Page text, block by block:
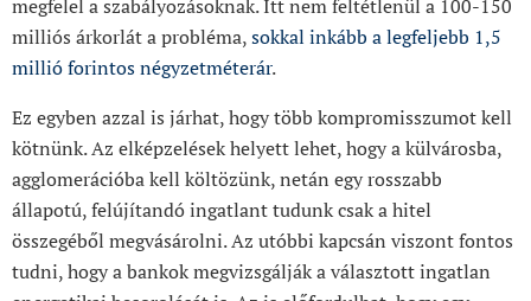
megfelel a szabályozásoknak. Itt nem feltétlenül a 100-150
milliós árkorlát a probléma,sokkal inkább a legfeljebb 1,5
millió forintos négyzetméterár.
Ez egyben azzal is járhat, hogy több kompromisszumot kell
kötnünk. Az elképzelések helyett lehet, hogy a külvárosba,
agglomerációba kell költözünk, netán egy rosszabb
állapotú, felújítandó ingatlant tudunk csak a hitel
összegéből megvásárolni. Az utóbbi kapcsán viszont fontos
tudni, hogy a bankok megvizsgálják a választott ingatlan